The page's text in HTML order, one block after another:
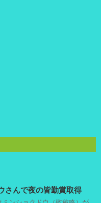
さんで夜の皆勤賞取得